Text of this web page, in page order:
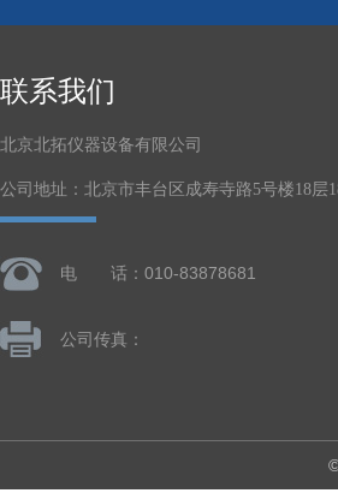
联系我们
北京北拓仪器设备有限公司
公司地址：北京市丰台区成寿寺路5号楼18层
电 话：010-83878681
公司传真：